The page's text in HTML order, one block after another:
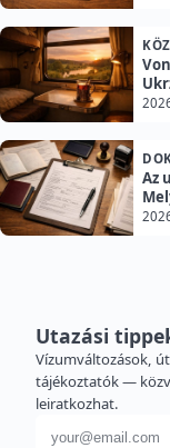
Az
Utazási
Vízumváltozások,
tájékoztatók —
leiratkozhat.
E-mail cím